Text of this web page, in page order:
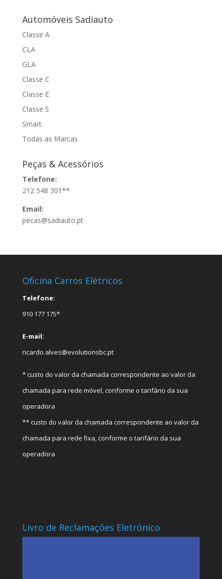
Automóveis Sadiauto
Classe A
CLA
GLA
Classe C
Classe E
Classe S
Smart
Todas as Marcas
Peças & Acessórios
Telefone:
212 548 301**
Email:
pecas@sadiauto.pt
Oficina Carros Elétricos
Telefone:
910 177 175*
E-mail:
ricardo.alves@evolutionsbc.pt
* custo do valor da chamada correspondente ao valor da
chamada para rede móvel, conforme o tarifário da sua
operadora
** custo do valor da chamada correspondente ao valor da
chamada para rede fixa, conforme o tarifário da sua
operadora
Livro de Reclamações Eletrónico